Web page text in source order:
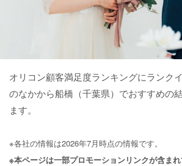
オリコン顧客満足度ランキングにランク
のなかから船橋（千葉県）でおすすめの
ます。
※各社の情報は2026年7月時点の情報です。
※本ページは一部プロモーションリンクが含まれ